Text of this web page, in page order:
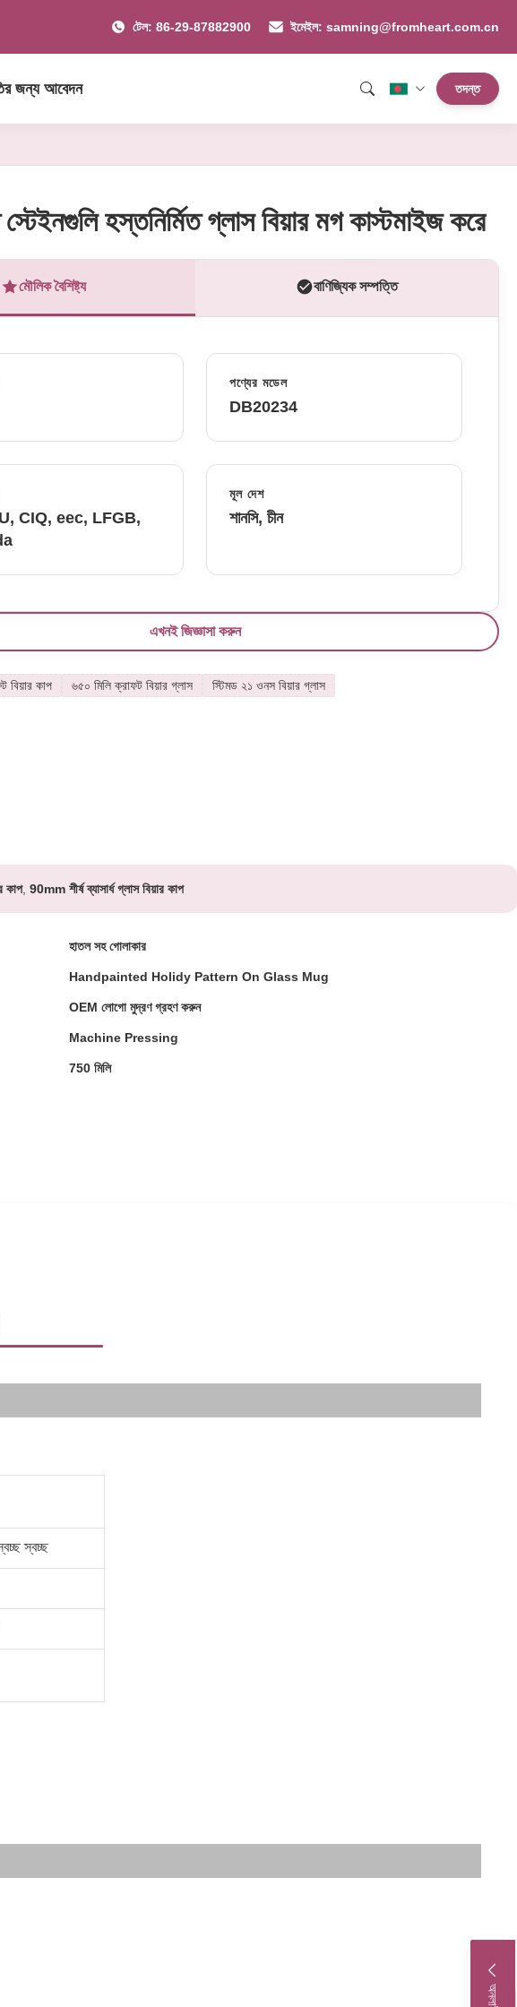
টেল: 86-29-87882900 ইমেইল: samning@fromheart.com.cn
জন্য আবেদন তদন্ত
হস্তনির্মিত গ্লাস বিয়ার মগ কাস্টমাইজ করে
মৌলিক বৈশিষ্ট্য বাণিজ্যিক সম্পত্তি
পণ্যের মডেল
DB20234
CIQ, eec, LFGB,
মূল দেশ
শানসি, চীন
এখনই জিজ্ঞাসা করুন
বিয়ার কাপ ৬৫০ মিলি ক্রাফট বিয়ার গ্লাস স্টিমড ২১ ওনস বিয়ার গ্লাস
কাপ, 90mm শীর্ষ ব্যাসার্ধ গ্লাস বিয়ার কাপ
হাতল সহ গোলাকার
Handpainted Holidy Pattern On Glass Mug
OEM লোগো মুদ্রণ গ্রহণ করুন
Machine Pressing
750 মিলি
স্বচ্ছ